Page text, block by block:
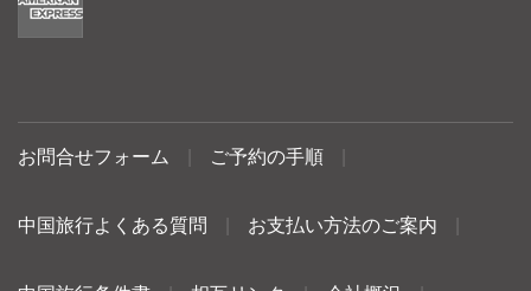
お問合せフォーム ご予約の手順
中国旅行よくある質問 お支払い方法のご案内